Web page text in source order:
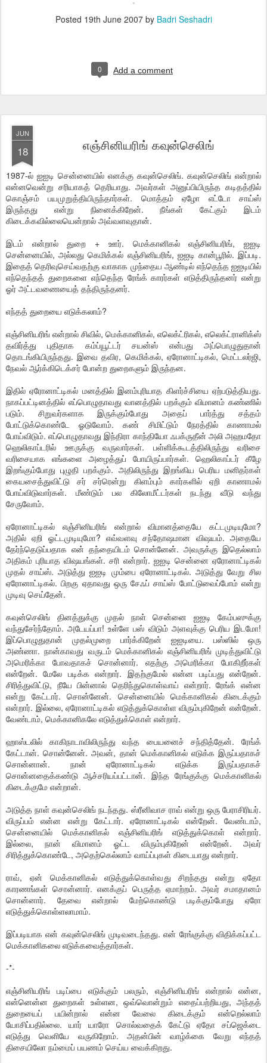
Posted 19th June 2007by Badri Seshadri
0 Add a comment
JUN
18 எஞ்சினியரிங் கவுன்செலிங்
1987-ல் ஐஐடி சென்னையில் எனக்கு கவுன்செலிங். கவுன்செலிங் என்றால்
என்னவென்று சரியாகத் தெரியாது. அவர்கள் அனுப்பியிருந்த கடிதத்தில்
கொஞ்சம் பயமுறுத்தியிருந்தார்கள். மொத்தம் ஏழோ எட்டோ சாய்ஸ்
இருந்தது என்று நினைக்கிறேன். நீங்கள் கேட்கும் இடம்
கிடைக்கவில்லையென்றால் அவ்வளவுதான்.
இடம் என்றால் துறை + ஊர். மெக்கானிகல் எஞ்சினியரிங், ஐஐடி
சென்னையில், அல்லது கெமிக்கல் எஞ்சினியரிங், ஐஐடி கான்பூரில். இப்படி.
இதைத் தெரிவுசெய்வதற்கு வாகாக முந்தைய ஆண்டில் எந்தெந்த ஐஐடியில்
எந்தெந்தத் துறைகளை எந்தெந்த ரேங்க் காரர்கள் எடுத்திருந்தனர் என்று
ஓர் அட்டவணையைத் தந்திருந்தனர்.
எந்தத் துறையை எடுக்கலாம்?
எஞ்சினியரிங் என்றால் சிவில், மெக்கானிகல், எலெக்ட்ரிகல், எலெக்ட்ரானிக்ஸ்
தவிர்த்து புதிதாக கம்ப்யூட்டர் சயன்ஸ் என்பது அப்பொழுதுதான்
தொடங்கியிருந்தது. இவை தவிர, கெமிக்கல், ஏரோனாட்டிகல், மெட்டலர்ஜி,
நேவல் ஆர்க்கிடெக்சர் போன்ற துறைகளும் இருந்தன.
இதில் ஏரோனாட்டிகல் மனத்தில் இனம்புரியாத கிளர்ச்சியை ஏற்படுத்தியது.
நாகப்பட்டினத்தில் எப்பொழுதாவது வானத்தில் பறக்கும் விமானம் கண்ணில்
படும். சிறுவர்களாக இருக்கும்போது அதைப் பார்த்து சத்தம்
போட்டுக்கொண்டே ஓடுவோம். கண் சிமிட்டும் நேரத்தில் காணாமல்
போய்விடும். எப்பொழுதாவது இந்திரா காந்தியோ ஃபக்ருதீன் அலி அஹமதோ
ஹெலிகாப்டரில் ஊருக்கு வருவார்கள். பள்ளிக்கூடத்திலிருந்து வரிசை
வரிசையாக எங்களை அழைத்துப் போயிருப்பார்கள். ஹெலிகாப்டர் கீழே
இறங்கும்போது புழுதி பறக்கும். அதிலிருந்து இறங்கிய பெரிய மனிதர்கள்
கையசைத்துவிட்டு சர் சர்ரென்று கிளம்பும் கார்களில் ஏறி காணாமல்
போய்விடுவார்கள். மீண்டும் பல கிலோமீட்டர்கள் நடந்து வீடு வந்து
சேருவோம்.
ஏரோனாட்டிகல் எஞ்சினியரிங் என்றால் விமானத்தையே கட்டமுடியுமோ?
அதில் ஏறி ஓட்டமுடியுமோ? எவ்வளவு சந்தோஷமான விஷயம். அதையே
தேர்ந்தெடுப்பதாக என் தந்தையிடம் சொன்னேன். அவருக்கு இதெல்லாம்
அதிகம் புரியாத விஷயங்கள். சரி என்றார். ஐஐடி சென்னை ஏரோனாட்டிகல்
முதல் சாய்ஸ். அடுத்து ஐஐடி மும்பை ஏரோனாட்டிகல். அடுத்து வேறு சில
ஏரோனாட்டிகல். பிறகு ஏதாவது ஒரு சேஃப் சாய்ஸ் போட்டுவைப்போம் என்று
முடிவு செய்தேன்.
கவுன்செலிங் தினத்துக்கு முதல் நாள் சென்னை ஐஐடி கேம்பஸுக்கு
வந்துசேர்ந்தோம். அடேயப்பா! உள்ளே பஸ் விடும் அளவுக்கு பெரிய இடமோ!
இப்பொழுதுதான் முதல்முறை பார்க்கிறேன் ஐஐடியை. பஸ்ஸில் ஒரு
அண்ணா. நான்காவது வருடம் மெக்கானிகல் எஞ்சினியரிங் முடித்துவிட்டு
அமெரிக்கா போவதாகச் சொன்னார். எதற்கு அமெரிக்கா போகிறீர்கள்
என்றேன். மேலே படிக்க என்றார். இதற்குமேல் என்ன படிப்பது என்றேன்.
சிரித்துவிட்டு, நீயே பின்னால் தெரிந்துகொள்வாய் என்றார். ரேங்க் என்ன
என்று கேட்டார். சொன்னேன். சென்னையில் மெக்கானிகல் கிடைக்கும்
என்றார். இல்லை, ஏரோனாட்டிகல் எடுத்துக்கொள்ள விரும்புகிறேன் என்றேன்.
வேண்டாம், மெக்கானிகலே எடுத்துக்கொள் என்றார்.
ஹாஸ்டலில் காகிநாடாவிலிருந்து வந்த பையனைச் சந்தித்தேன். ரேங்க்
கேட்டான். சொன்னேன். அவன், தான் மெக்கானிகல் எடுக்க இருப்பதாகச்
சொன்னான். நான் ஏரோனாட்டிகல் எடுக்க இருப்பதாகச்
சொன்னதைக்கண்டு ஆச்சரியப்பட்டான். இந்த ரேங்குக்கு மெக்கானிகல்
கிடைக்குமே என்றான்.
அடுத்த நாள் கவுன்செலிங் நடந்தது. ஸ்ரீனிவாச ராவ் என்று ஒரு பேராசிரியர்.
விருப்பம் என்ன என்று கேட்டார். ஏரோனாட்டிகல் என்றேன். வேண்டாம்,
சென்னையில் மெக்கானிகல் எஞ்சினியரிங் எடுத்துக்கொள் என்றார்.
இல்லை, நான் விமானம் ஓட்ட விரும்புகிறேன் என்றேன். அவர்
சிரித்துக்கொண்டே, அதெற்கெல்லாம் வாய்ப்புகள் கிடையாது என்றார்.
ராவ், ஏன் மெக்கானிகல் எடுத்துக்கொள்வது சிறந்தது என்று ஏதோ
காரணங்கள் சொன்னார். எனக்குப் பெருத்த ஏமாற்றம். அவர் சமாதானம்
சொன்னார். தேவை என்றால் மேற்கொண்டு படிக்கும்போது ஏரோ
எடுத்துக்கொள்ளலாமாம்.
இப்படியாக என் கவுன்செலிங் முடிவடைந்தது. என் ரேங்குக்கு விதிக்கப்பட்ட
மெக்கானிகலை எடுக்கவைத்தார்கள்.
-*-
எஞ்சினியரிங் படிப்பை எடுக்கும் பலரும், எஞ்சினியரிங் என்றால் என்ன,
என்னென்ன துறைகள் உள்ளன, ஒவ்வொன்றும் எதைப்பற்றியது, அந்தத்
துறையைப் பயின்றால் என்ன வேலை கிடைக்கும் என்றெல்லாம்
யோசிப்பதில்லை. யார் யாரோ சொல்வதைக் கேட்டு ஏதோ சப்ஜெக்டை
எடுத்து வெளியே வருகிறோம். அதன்பின் வாழ்க்கை வேறு எந்தத்
திசையிலோ நம்மைப் பயணம் செய்ய வைக்கிறது.